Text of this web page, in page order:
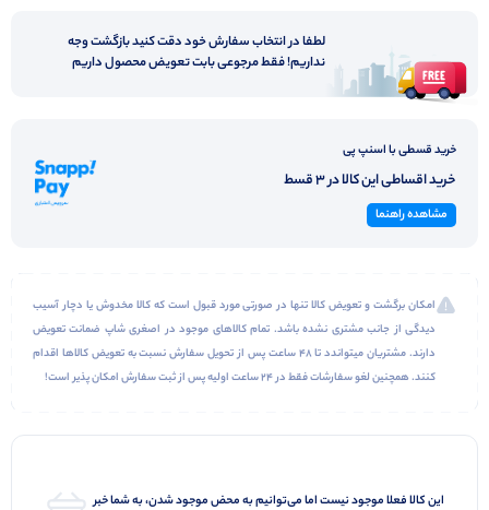
لطفا در انتخاب سفارش خود دقت کنید بازگشت وجه
نداریم! فقط مرجوعی بابت تعویض محصول داریم
خرید قسطی با اسنپ پی
خرید اقساطی این کالا در 3 قسط
مشاهده راهنما
امکان برگشت و تعویض کالا تنها در صورتی مورد قبول است که کالا مخدوش یا دچار آسیب
دیدگی از جانب مشتری نشده باشد. تمام کالاهای موجود در اصغری شاپ ضمانت تعویض
دارند. مشتریان میتواندد تا 48 ساعت پس از تحویل سفارش نسبت به تعویض کالاها اقدام
کنند. همچنین لغو سفارشات فقط در 24 ساعت اولیه پس از ثبت سفارش امکان پذیر است!
این کالا فعلا موجود نیست اما می‌توانیم به محض موجود شدن، به شما خبر